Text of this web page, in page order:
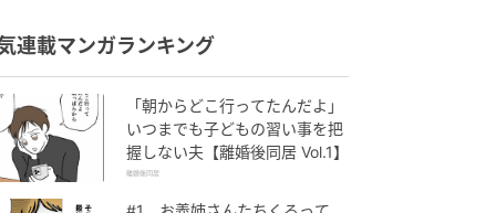
連載マンガランキング
「朝からどこ行ってたんだよ」
いつまでも子どもの習い事を把
握しない夫【離婚後同居 Vol.1】
離婚後同居